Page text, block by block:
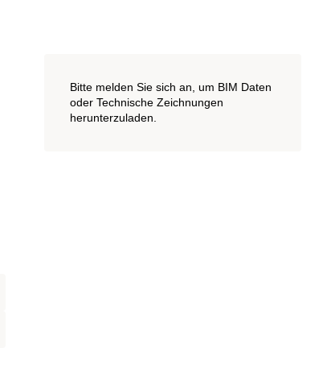
Bitte melden Sie sich an, um BIM Daten
oder Technische Zeichnungen
herunterzuladen.